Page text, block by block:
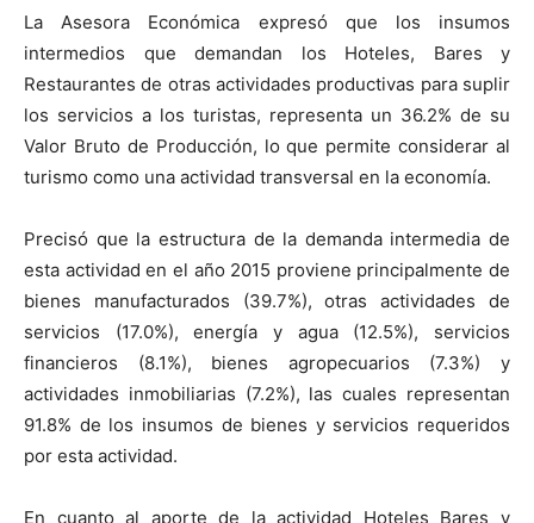
La Asesora Económica expresó que los insumos
intermedios que demandan los Hoteles, Bares y
Restaurantes de otras actividades productivas para suplir
los servicios a los turistas, representa un 36.2% de su
Valor Bruto de Producción, lo que permite considerar al
turismo como una actividad transversal en la economía.
Precisó que la estructura de la demanda intermedia de
esta actividad en el año 2015 proviene principalmente de
bienes manufacturados (39.7%), otras actividades de
servicios (17.0%), energía y agua (12.5%), servicios
financieros (8.1%), bienes agropecuarios (7.3%) y
actividades inmobiliarias (7.2%), las cuales representan
91.8% de los insumos de bienes y servicios requeridos
por esta actividad.
En cuanto al aporte de la actividad Hoteles Bares y